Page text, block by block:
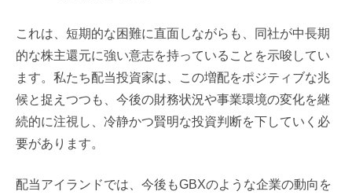
これは、短期的な困難に直面しながらも、同社が中長期
的な株主還元に強い意志を持っていることを示唆してい
ます。私たち配当投資家は、この増配をポジティブな兆
候と捉えつつも、今後の財務状況や事業環境の変化を継
続的に注視し、冷静かつ賢明な投資判断を下していく必
要があります。
配当アイランドでは、今後もGBXのような企業の動向を